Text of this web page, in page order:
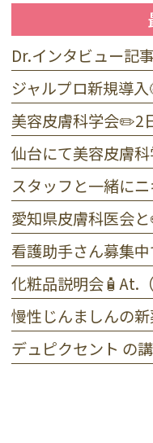
Dr.インタビュー記
美容皮膚科学会✏️2
仙台にて美容皮膚
愛知県皮膚科医会
看護助手さん募集
慢性じんましんの